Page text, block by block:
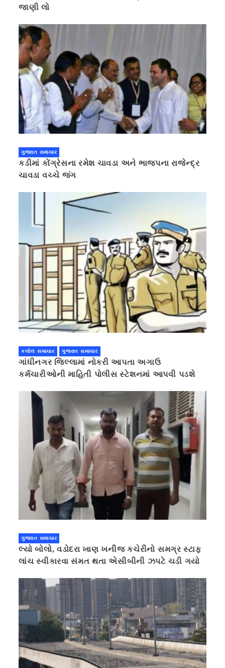
જાણી લો
ગુજરાત સમાચાર
કડીમાં કોંગ્રેસના રમેશ ચાવડા અને ભાજપના રાજેન્દ્ર
ચાવડા વચ્ચે જંગ
કલોલ સમાચાર ગુજરાત સમાચાર
ગાંધીનગર જિલ્લામાં નોકરી આપતા અગાઉ
કર્મચારીઓની માહિતી પોલીસ સ્ટેશનમાં આપવી પડશે
ગુજરાત સમાચાર
લ્યો બોલો, વડોદરા ખાણ ખનીજ કચેરીનો સમગ્ર સ્ટાફ
લાંચ સ્વીકારવા સંમત થતા એસીબીની ઝપટે ચડી ગયો